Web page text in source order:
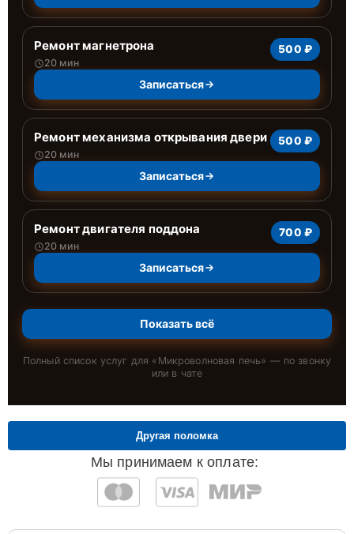
Ремонт магнетрона
20 мин
500 ₽
Записаться
Ремонт механизма открывания двери
20 мин
500 ₽
Записаться
Ремонт двигателя поддона
20 мин
700 ₽
Записаться
Показать всё
Полный список услуг для « Микроволновая печь» — по звонку
или в чате
Мы принимаем к оплате:
Другая поломка